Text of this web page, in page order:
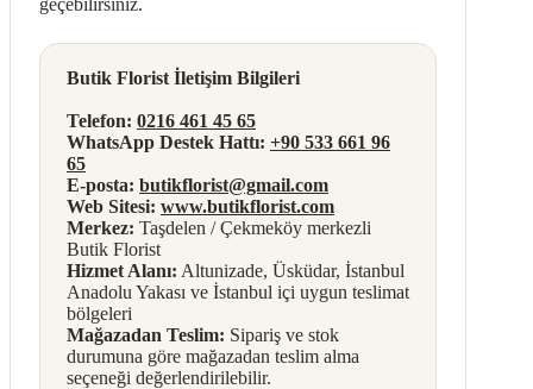
Butik Florist İletişim Bilgileri
Telefon: 0216 461 45 65
WhatsApp Destek Hattı: +90 533 661 96
65
E-posta: butikflorist@gmail.com
Web Sitesi: www.butikflorist.com
Merkez: Taşdelen / Çekmeköy merkezli
Butik Florist
Hizmet Alanı: Altunizade, Üsküdar, İstanbul
Anadolu Yakası ve İstanbul içi uygun teslimat
bölgeleri
Mağazadan Teslim: Sipariş ve stok
durumuna göre mağazadan teslim alma
seçeneği değerlendirilebilir.